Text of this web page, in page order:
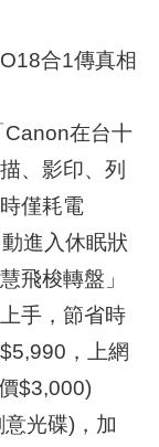
合1傳真相
Canon在台十
、影印、列
僅耗電
進入休眠狀
飛梭轉盤」
手，節省時
，上網
$3,000)
光碟)，加